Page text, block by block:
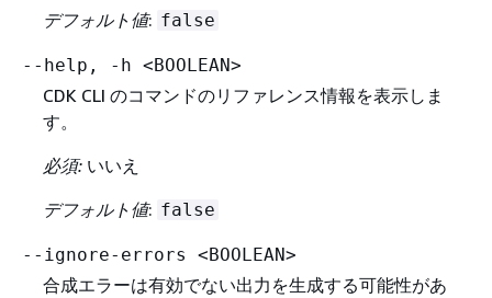
デフォルト値: false
--help, -h <BOOLEAN>
CDK CLI のコマンドのリファレンス情報を表示しま
す。
必須:いいえ
デフォルト値: false
--ignore-errors <BOOLEAN>
合成エラーは有効でない出力を生成する可能性があ